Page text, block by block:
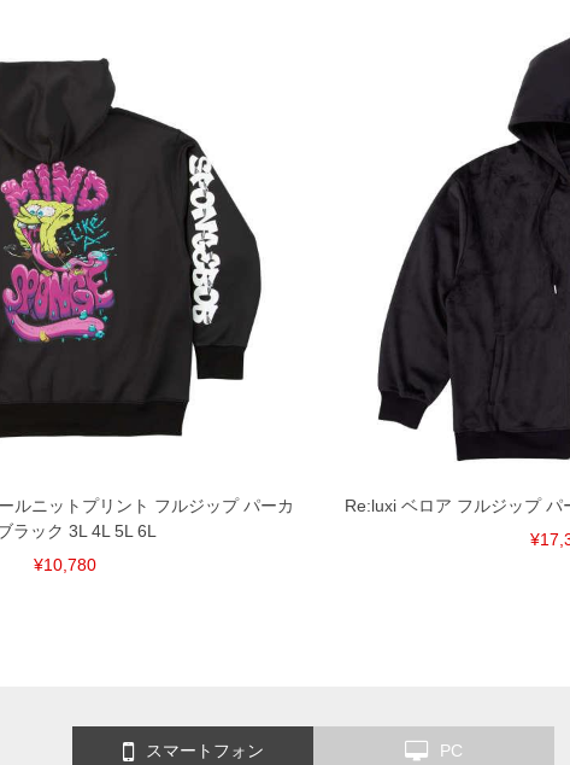
ルニットプリント フルジップ パーカ
ラック 3L 4L 5L 6L
¥10,780
Re:luxi ベロア フルジップ パ
スマートフォン PC